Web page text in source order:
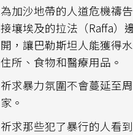
為加沙地帶的人道危機禱
接壤埃及的拉法（Raffa）
開，讓巴勒斯坦人能獲得水
住所、食物和醫療用品。
祈求暴力氛圍不會蔓延至
家。
祈求那些犯了暴行的人看